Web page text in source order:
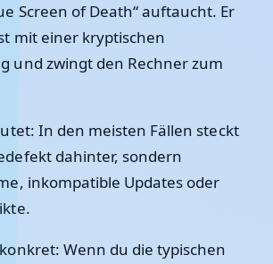
Screen of Death“ auftaucht. Er
mit einer kryptischen
und zwingt den Rechner zum
In den meisten Fällen steckt
dahinter, sondern
inkompatible Updates oder
Wenn du die typischen